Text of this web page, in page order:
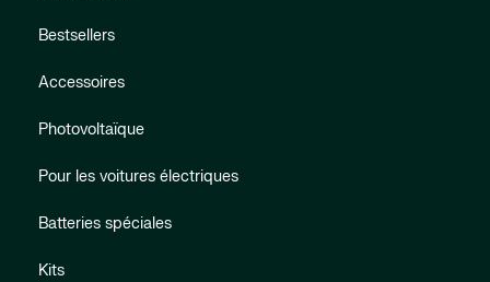
Bestsellers
Accessoires
Photovoltaïque
Pour les voitures électriques
Batteries spéciales
Kits